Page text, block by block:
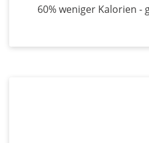
60% weniger Kalorien -